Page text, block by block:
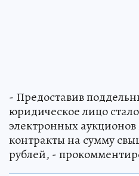
- Предоставив
юридическое лицо
электронных
контракты на сумму
рублей, -